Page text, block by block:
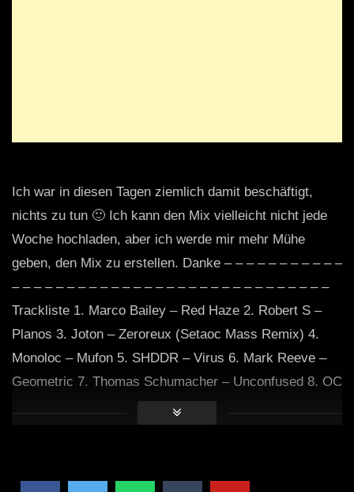
Ich war in diesen Tagen ziemlich damit beschäftigt,
nichts zu tun 🙂 Ich kann den Mix vielleicht nicht jede
Woche hochladen, aber ich werde mir mehr Mühe
geben, den Mix zu erstellen. Danke – – – – – – – – – – –
– – – – – – – – – – – – – – – – – – – – – – – – – – – – –
Trackliste 1. Marco Bailey – Red Haze 2. Robert S –
Planos 3. Joton – Zeroreux (Setaoc Mass Remix) 4.
Monoloc – Mufon 5. SHDDR – Virus 6. Mark Reeve –
Geometric 7. Thomas Schumacher – Unconfused 8. OC
& Verde – Menace 9. Agent Orange, Tomy DeClerque –
Zaxxon – – – – – – – – – – – – – – – – – – – – – – – – –